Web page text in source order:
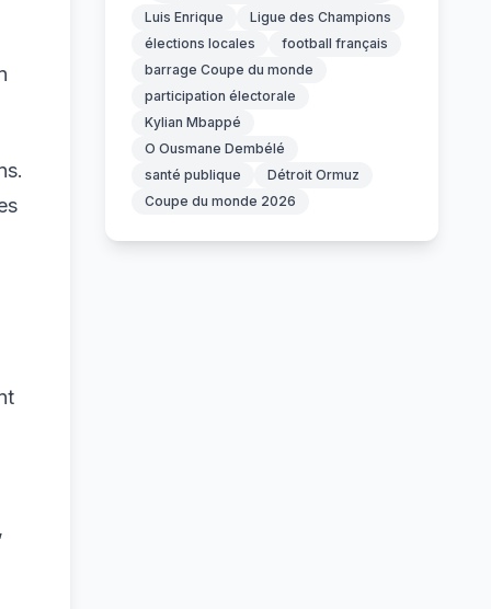
Luis Enrique
Ligue des Champions
élections locales
football français
barrage Coupe du monde
participation électorale
Kylian Mbappé
O Ousmane Dembélé
santé publique
Détroit Ormuz
Coupe du monde 2026